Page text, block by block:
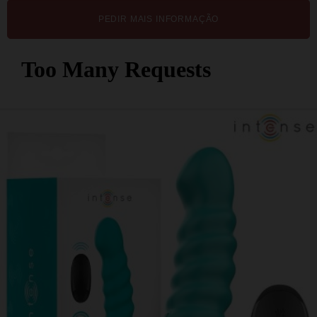
PEDIR MAIS INFORMAÇÃO